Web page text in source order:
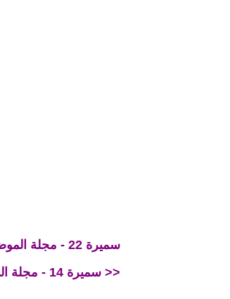
<< سميرة 22 - مجلة الموضة
سميرة 14 - مجلة الموضة >>